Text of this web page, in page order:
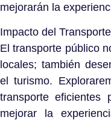
mejorarán la
Impacto del
El transporte público
locales; también
el turismo.
transporte eficientes
mejorar la